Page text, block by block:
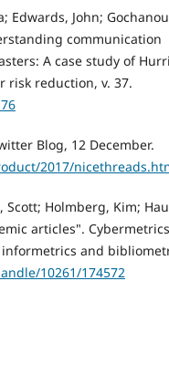
Edwards, John;
communication
A case study of
risk reduction, v. 37.
Blog, 12 December.
2017/
Holmberg, Kim;
articles".
and
10261/174572